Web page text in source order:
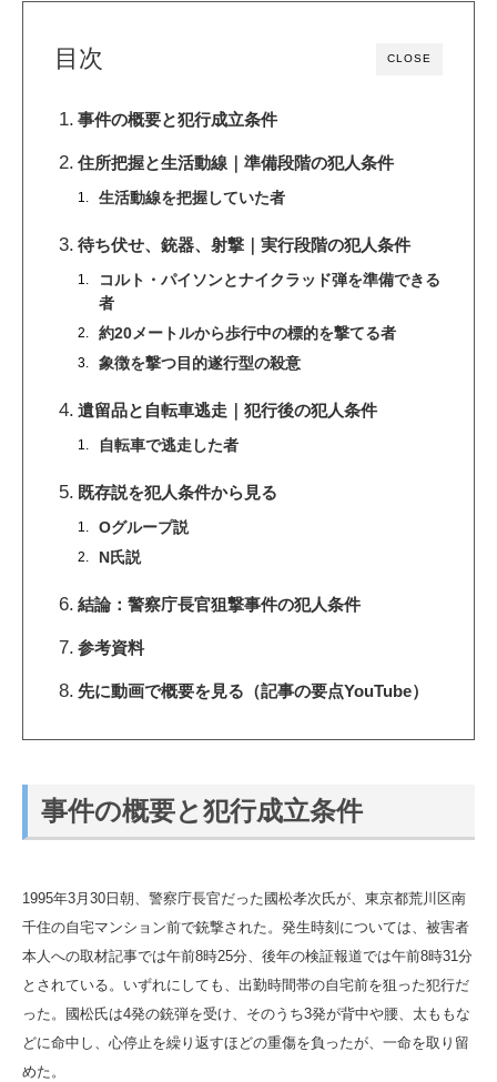
CLOSE
目次
事件の概要と犯行成立条件
住所把握と生活動線｜準備段階の犯人条件
生活動線を把握していた者
待ち伏せ、銃器、射撃｜実行段階の犯人条件
コルト・パイソンとナイクラッド弾を準備できる
者
約20メートルから歩行中の標的を撃てる者
象徴を撃つ目的遂行型の殺意
遺留品と自転車逃走｜犯行後の犯人条件
自転車で逃走した者
既存説を犯人条件から見る
Oグループ説
N氏説
結論：警察庁長官狙撃事件の犯人条件
参考資料
先に動画で概要を見る（記事の要点YouTube）
事件の概要と犯行成立条件
1995年3月30日朝、警察庁長官だった國松孝次氏が、東京都荒川区南
千住の自宅マンション前で銃撃された。発生時刻については、被害者
本人への取材記事では午前8時25分、後年の検証報道では午前8時31分
とされている。いずれにしても、出勤時間帯の自宅前を狙った犯行だ
った。國松氏は4発の銃弾を受け、そのうち3発が背中や腰、太ももな
どに命中し、心停止を繰り返すほどの重傷を負ったが、一命を取り留
めた。